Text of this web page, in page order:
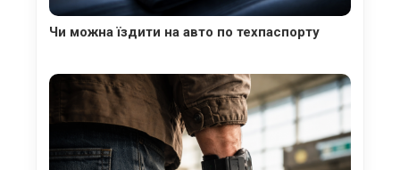
Чи можна їздити на авто по техпаспорту